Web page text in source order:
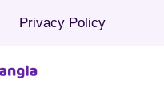
Privacy Policy